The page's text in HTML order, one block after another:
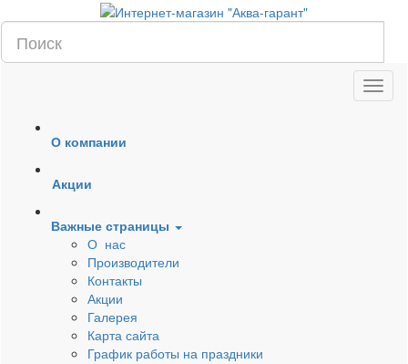
О компании
Акции
Важные страницы
О нас
Производители
Контакты
Акции
Галерея
Карта сайта
График работы на праздники